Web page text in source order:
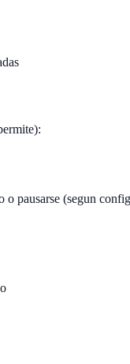
o pausarse (segun